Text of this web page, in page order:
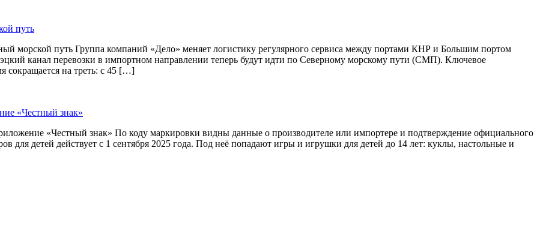
путь
морской путь Группа компаний «Дело» меняет логистику регулярного сервиса между портами КНР и Большим портом
канал перевозки в импортном направлении теперь будут идти по Северному морскому пути (СМП). Ключевое
сокращается на треть: с 45 […]
«Честный знак»
«Честный знак» По коду маркировки видны данные о производителе или импортере и подтверждение официального
для детей действует с 1 сентября 2025 года. Под неё попадают игры и игрушки для детей до 14 лет: куклы, настольные и